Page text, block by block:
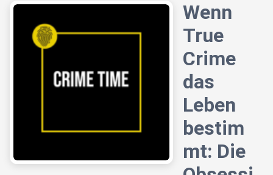
Wenn
True
Crime
das
Leben
bestim
mt: Die